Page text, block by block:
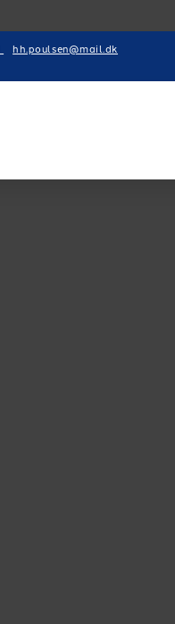
hh.poulsen@mail.dk